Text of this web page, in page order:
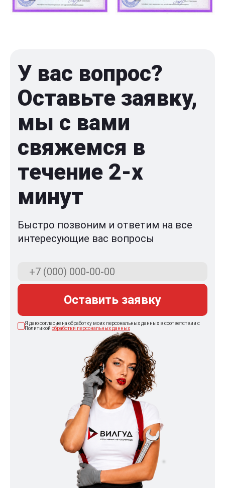
У вас вопрос?
Оставьте заявку,
мы с вами
свяжемся в
течение 2-x
минут
Быстро позвоним и ответим на все
интересующие вас вопросы
Оставить заявку
Я даю согласие на обработку моих персональных данных в соответствии с
Политикой обработки персональных данных